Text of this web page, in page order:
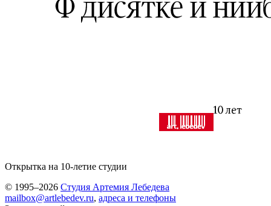
Открытка на 10-летие студии
© 1995–2026 Студия Артемия Лебедева
mailbox@artlebedev.ru, адреса и телефоны